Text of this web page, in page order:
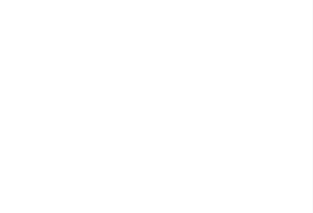
il 70% di risposte
svolte online, per
saranno riportate nel
rischio alto del settore
del test finale.
il territorio nazionale